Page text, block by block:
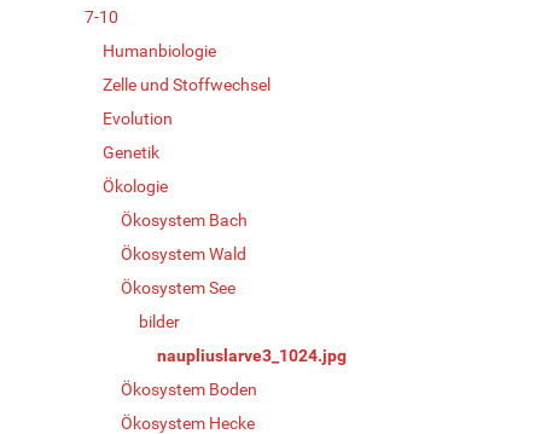
7-10
Humanbiologie
Zelle und Stoffwechsel
Evolution
Genetik
Ökologie
Ökosystem Bach
Ökosystem Wald
Ökosystem See
bilder
naupliuslarve3_1024.jpg
Ökosystem Boden
Ökosystem Hecke